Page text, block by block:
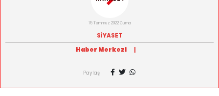
15 Temmuz 2022 Cuma
SİYASET
Haber Merkezi
|
Paylaş